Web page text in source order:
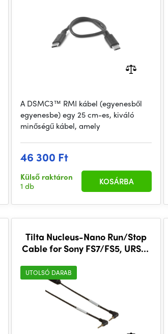
A DSMC3™ RMI kábel (egyenesből
egyenesbe) egy 25 cm-es, kiváló
minőségű kábel, amely
46 300 Ft
Külső raktáron
1 db
KOSÁRBA
Tilta Nucleus-Nano Run/Stop
Cable for Sony FS7/FS5, URSA,
UTOLSÓ DARAB